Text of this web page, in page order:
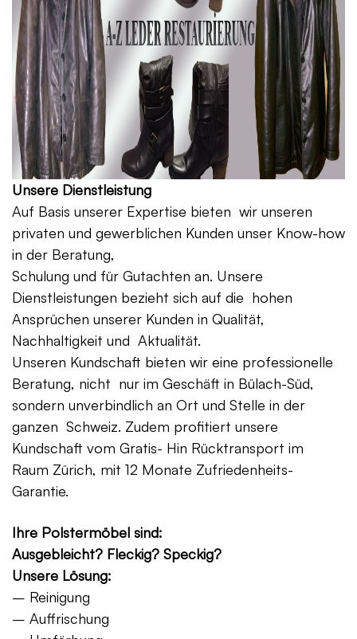
Unsere Dienstleistung
Auf Basis unserer Expertise bieten wir unseren
privaten und gewerblichen Kunden unser Know-how
in der Beratung,
Schulung und für Gutachten an. Unsere
Dienstleistungen bezieht sich auf die hohen
Ansprüchen unserer Kunden in Qualität,
Nachhaltigkeit und Aktualität.
Unseren Kundschaft bieten wir eine professionelle
Beratung, nicht nur im Geschäft in Bülach-Süd,
sondern unverbindlich an Ort und Stelle in der
ganzen Schweiz. Zudem profitiert unsere
Kundschaft vom Gratis- Hin Rücktransport im
Raum Zürich, mit 12 Monate Zufriedenheits-
Garantie.
Ihre Polstermöbel sind:
Ausgebleicht? Fleckig? Speckig?
Unsere Lösung:
– Reinigung
– Auffrischung